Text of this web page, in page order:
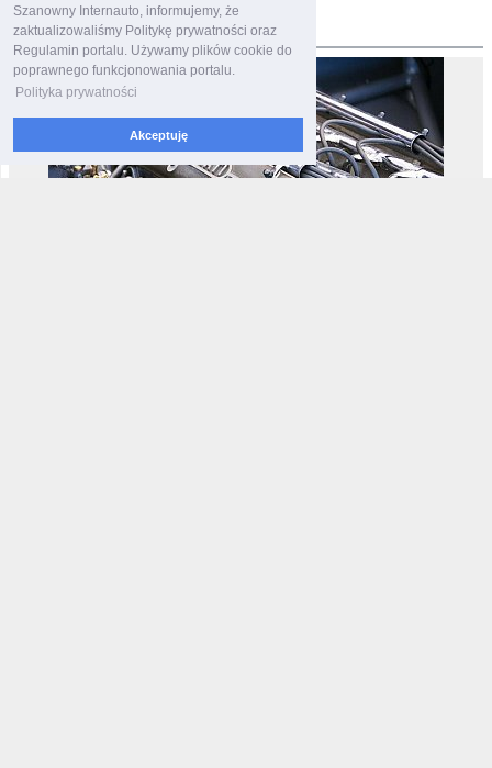
Szanowny Internauto, informujemy, że
zaktualizowaliśmy Politykę prywatności oraz
Regulamin portalu. Używamy plików cookie do
poprawnego funkcjonowania portalu.
Polityka prywatności
Akceptuję
motoryzacja